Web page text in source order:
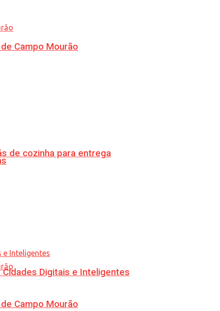
de cozinha para entrega
Campo Mourão
Campo Mourão
Digitais e Inteligentes